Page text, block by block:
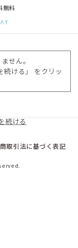
無料
せん。
続ける」 をクリッ
続ける
取引法に基づく表記